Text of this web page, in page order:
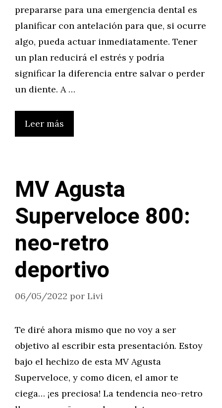
prepararse para una emergencia dental es
planificar con antelación para que, si ocurre
algo, pueda actuar inmediatamente. Tener
un plan reducirá el estrés y podría
significar la diferencia entre salvar o perder
un diente. A …
Leer más
MV Agusta
Superveloce 800:
neo-retro
deportivo
06/05/2022 por Livi
Te diré ahora mismo que no voy a ser
objetivo al escribir esta presentación. Estoy
bajo el hechizo de esta MV Agusta
Superveloce, y como dicen, el amor te
ciega… ¡es preciosa! La tendencia neo-retro